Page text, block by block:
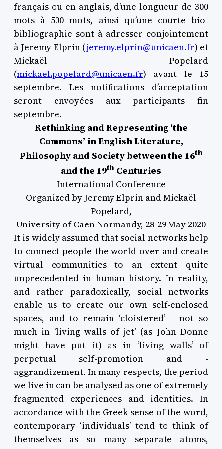
français ou en anglais, d’une longueur de 300
mots à 500 mots, ainsi qu’une courte bio-
bibliographie sont à adresser conjointement
à Jeremy Elprin (jeremy.elprin@unicaen.fr) et
Mickaël Popelard
(mickael.popelard@unicaen.fr) avant le 15
septembre. Les notifications d’acceptation
seront envoyées aux participants fin
septembre.
Rethinking and Representing ‘the
Commons’ in English Literature,
Philosophy and Society between the 16th
and the 19th Centuries
International Conference
Organized by Jeremy Elprin and Mickaël
Popelard,
University of Caen Normandy, 28-29 May 2020
It is widely assumed that social networks help
to connect people the world over and create
virtual communities to an extent quite
unprecedented in human history. In reality,
and rather paradoxically, social networks
enable us to create our own self-enclosed
spaces, and to remain ‘cloistered’ – not so
much in ‘living walls of jet’ (as John Donne
might have put it) as in ‘living walls’ of
perpetual self-promotion and -
aggrandizement. In many respects, the period
we live in can be analysed as one of extremely
fragmented experiences and identities. In
accordance with the Greek sense of the word,
contemporary ‘individuals’ tend to think of
themselves as so many separate atoms,